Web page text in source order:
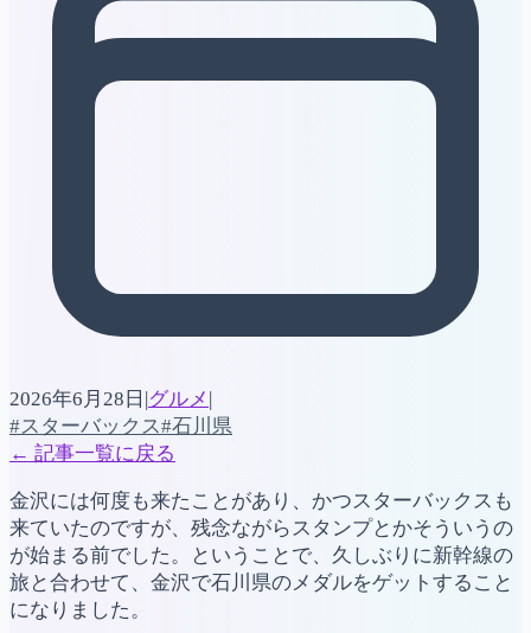
2026年6月28日 |グルメ |
#スターバックス#石川県
← 記事一覧に戻る
金沢には何度も来たことがあり、かつスターバックスも
来ていたのですが、残念ながらスタンプとかそういうの
が始まる前でした。ということで、久しぶりに新幹線の
旅と合わせて、金沢で石川県のメダルをゲットすること
になりました。